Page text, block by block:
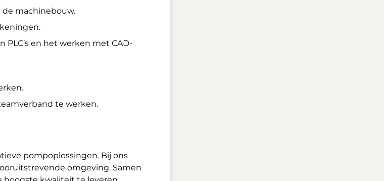
machinebouw.
en het werken met CAD-
te werken.
pompoplossingen. Bij ons
omgeving. Samen